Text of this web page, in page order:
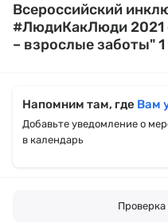
Всероссийский
#ЛюдиКакЛюди 2021
– взрослые заботы" 1
Напомним там, где Вам
Добавьте уведомление о
в календарь
Проверка